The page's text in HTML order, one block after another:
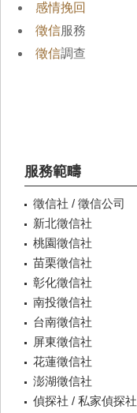
感情挽回
徵信服務
徵信調查
服務範疇
徵信社 / 徵信公司
新北徵信社
桃園徵信社
苗栗徵信社
彰化徵信社
南投徵信社
台南徵信社
屏東徵信社
花蓮徵信社
澎湖徵信社
偵探社 / 私家偵探社